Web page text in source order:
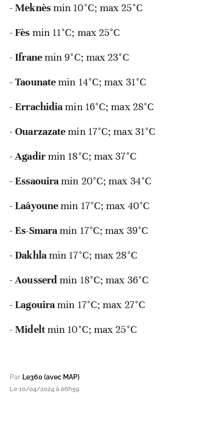
-Meknèsmin 10°C; max 25°C
-Fès min 11°C; max 25°C
-Ifranemin 9°C; max 23°C
-Taounatemin 14°C; max 31°C
-Errachidiamin 16°C; max 28°C
-Ouarzazatemin 17°C; max 31°C
-Agadirmin 18°C; max 37°C
-Essaouiramin 20°C; max 34°C
-Laâyounemin 17°C; max 40°C
-Es-Smaramin 17°C; max 39°C
-Dakhlamin 17°C; max 28°C
-Aousserdmin 18°C; max 36°C
-Lagouiramin 17°C; max 27°C
-Mideltmin 10°C; max 25°C
Par Le360 (avec MAP)
Le 10/04/2024 à 06h59